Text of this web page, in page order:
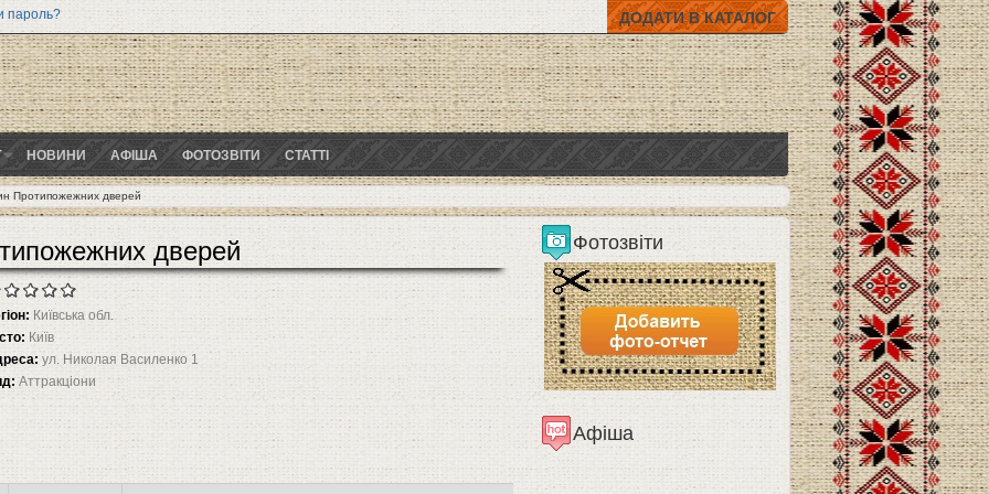
пароль? ДОДАТИ В КАТАЛОГ
НОВИНИ АФІША ФОТОЗВІТИ СТАТТІ
Протипожежних дверей
дверей
Київська обл.
Київ
ул. Николая Василенко 1
Аттракціони
Фотозвіти
Афіша